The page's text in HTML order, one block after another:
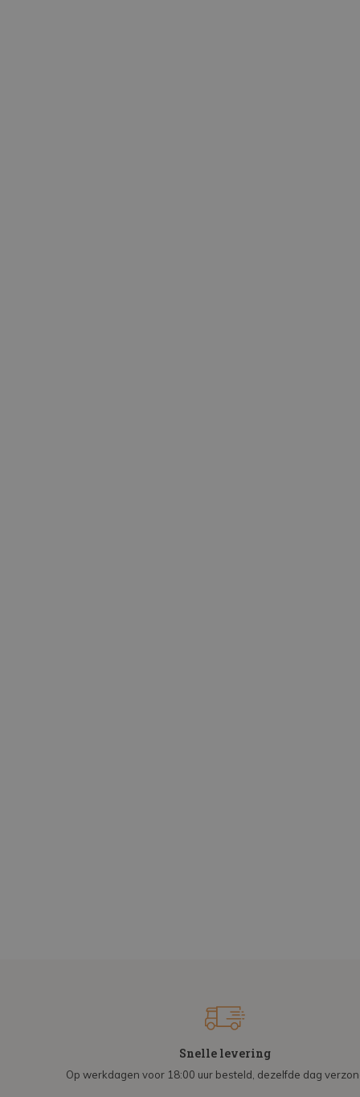
Snelle levering
Op werkdagen voor 18:00 uur besteld, dezelfde dag